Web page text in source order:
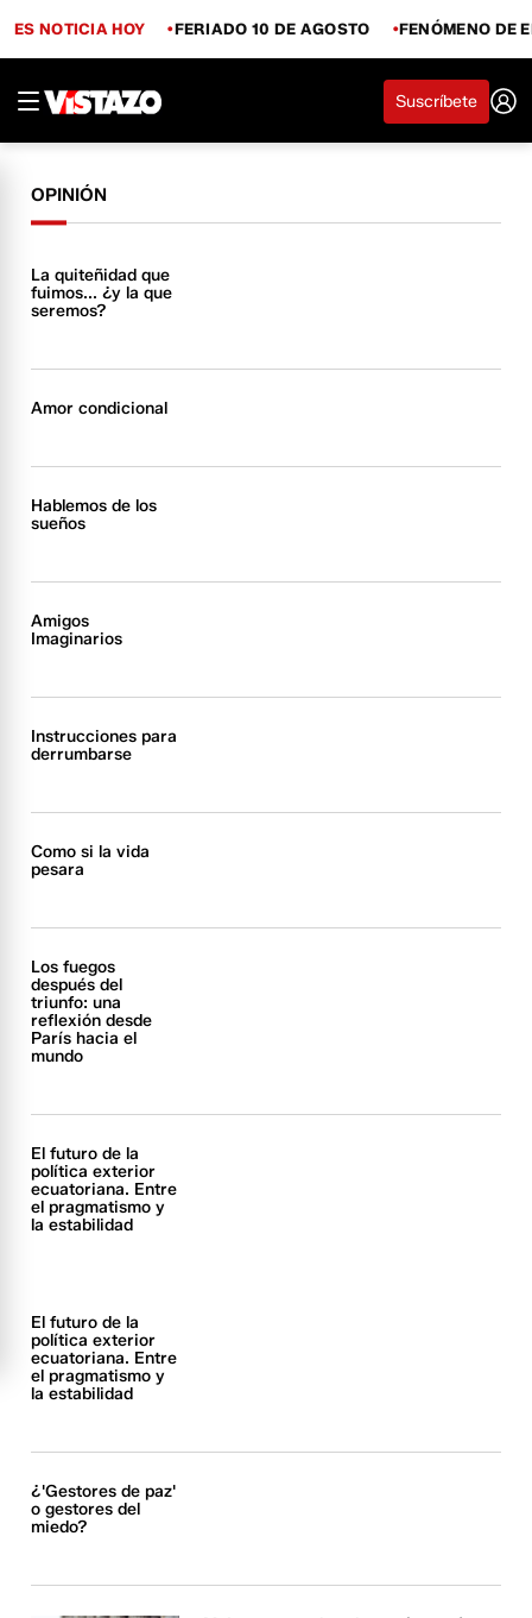
ES NOTICIA HOY FERIADO 10 DE AGOSTO FENÓMENO DE
Suscríbete
OPINIÓN
La quiteñidad que
fuimos... ¿y la que
seremos?
Amor condicional
Hablemos de los
sueños
Amigos
Imaginarios
Instrucciones para
derrumbarse
Como si la vida
pesara
Los fuegos
después del
triunfo: una
reflexión desde
París hacia el
mundo
El futuro de la
política exterior
ecuatoriana. Entre
el pragmatismo y
la estabilidad
El futuro de la
política exterior
ecuatoriana. Entre
el pragmatismo y
la estabilidad
¿'Gestores de paz'
o gestores del
miedo?